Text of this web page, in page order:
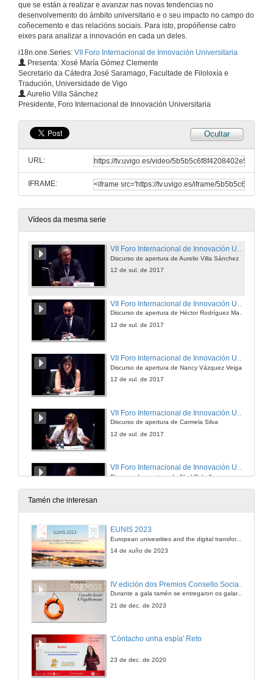
que se están a realizar e avanzar nas novas tendencias no
desenvolvemento do ámbito universitario e o seu impacto no campo do
coñecemento e das relacións sociais. Para isto, propóñense catro
eixes para analizar a innovación en cada un deles.
i18n.one.Series: VII Foro Internacional de Innovación Universitaria
Presenta: Xosé María Gómez Clemente
Secretario da Cátedra José Saramago, Facultade de Filoloxía e
Tradución, Universidade de Vigo
Aurelio Villa Sánchez
Presidente, Foro Internacional de Innovación Universitaria
Ocultar
URL:
IFRAME:
Vídeos da mesma serie
VII Foro Internacional de Innovación Universitaria
Discurso de apertura de Aurelio Villa Sánchez
12 de xul. de 2017
Discurso de apertura de Héctor Rodríguez Martínez
12 de xul. de 2017
VII Foro Internacional de Innovación Universitaria
Discurso de apertura de Nancy Vázquez Veiga
12 de xul. de 2017
Discurso de apertura de Carmela Silva
12 de xul. de 2017
VII Foro Internacional de Innovación Universitaria
Discurso de apertura de Abel Caballero
12 de xul. de 2017
Discurso de apertura de Gloria Pena Uris
12 de xul. de 2017
12 de xul. de 2017
Xestión para a innovación
Tamén che interesan
EUNIS 2023
European univesrities and the digital transformation: challenges and opportunities ahead
14 de xuño de 2023
Durante a gala tamén se entregaron os galardóns aos mellores TFG e TFM en materia de Axenda 2030
21 de dec. de 2023
'Cóntacho unha espía' Reto
23 de dec. de 2020